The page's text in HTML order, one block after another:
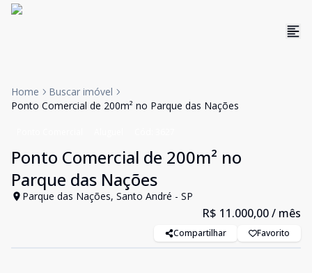
Home
Buscar imóvel
Ponto Comercial de 200m² no Parque das Nações
Ponto Comercial de 200m² no
Parque das Nações
Parque das Nações, Santo André - SP
R$ 11.000,00/ mês
Compartilhar Favorito